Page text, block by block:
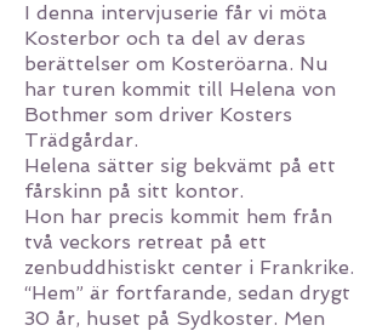
I denna intervjuserie får vi möta
Kosterbor och ta del av deras
berättelser om Kosteröarna. Nu
har turen kommit till Helena von
Bothmer som driver Kosters
Trädgårdar.
Helena sätter sig bekvämt på ett
fårskinn på sitt kontor.
Hon har precis kommit hem från
två veckors retreat på ett
zenbuddhistiskt center i Frankrike.
“Hem” är fortfarande, sedan drygt
30 år, huset på Sydkoster. Men